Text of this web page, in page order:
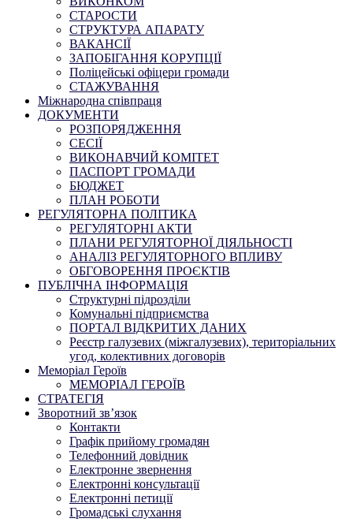
СТАРОСТИ
СТРУКТУРА АПАРАТУ
ВАКАНСІЇ
ЗАПОБІГАННЯ КОРУПЦІЇ
Поліцейські офіцери громади
СТАЖУВАННЯ
Міжнародна співпраця
ДОКУМЕНТИ
РОЗПОРЯДЖЕННЯ
СЕСІЇ
ВИКОНАВЧИЙ КОМІТЕТ
ПАСПОРТ ГРОМАДИ
БЮДЖЕТ
ПЛАН РОБОТИ
РЕГУЛЯТОРНА ПОЛІТИКА
РЕГУЛЯТОРНІ АКТИ
ПЛАНИ РЕГУЛЯТОРНОЇ ДІЯЛЬНОСТІ
АНАЛІЗ РЕГУЛЯТОРНОГО ВПЛИВУ
ОБГОВОРЕННЯ ПРОЄКТІВ
ПУБЛІЧНА ІНФОРМАЦІЯ
Структурні підрозділи
Комунальні підприємства
ПОРТАЛ ВІДКРИТИХ ДАНИХ
Реєстр галузевих (міжгалузевих), територіальних
угод, колективних договорів
Меморіал Героїв
МЕМОРІАЛ ГЕРОЇВ
СТРАТЕГІЯ
Зворотний зв’язок
Контакти
Графік прийому громадян
Телефонний довідник
Електронне звернення
Електронні консультації
Електронні петиції
Громадські слухання